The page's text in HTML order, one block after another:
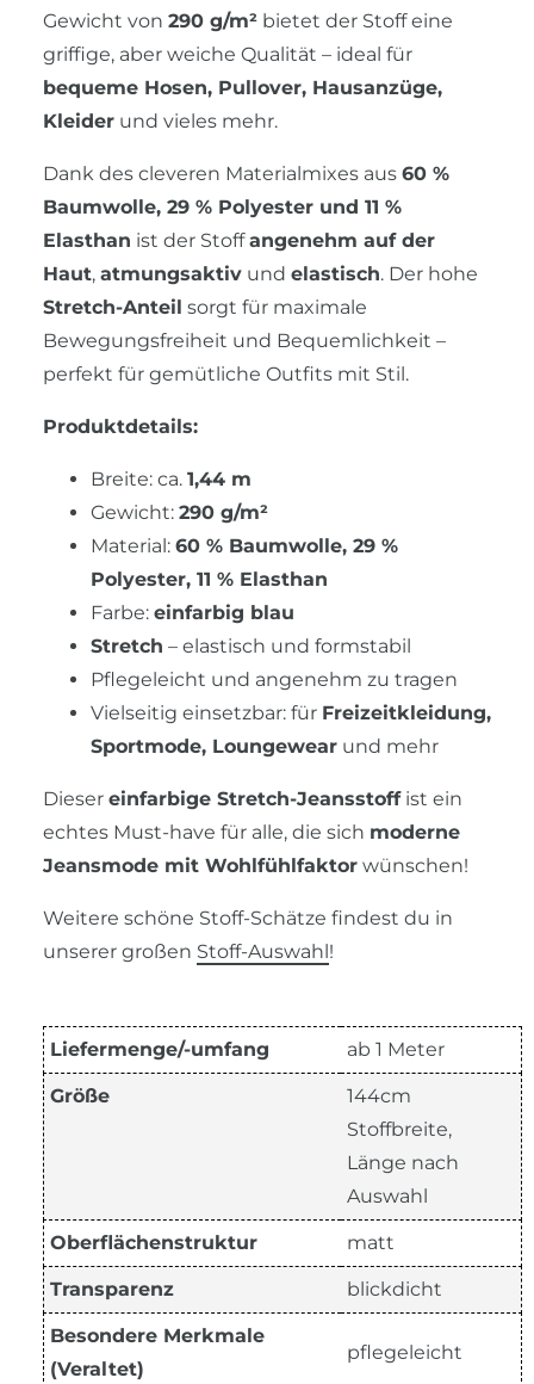
Gewicht von 290 g/m² bietet der Stoff eine
griffige, aber weiche Qualität – ideal für
bequeme Hosen, Pullover, Hausanzüge,
Kleider und vieles mehr.
Dank des cleveren Materialmixes aus 60 %
Baumwolle, 29 % Polyester und 11 %
Elasthan ist der Stoffangenehm auf der
Haut, atmungsaktiv und elastisch. Der hohe
Stretch-Anteil sorgt für maximale
Bewegungsfreiheit und Bequemlichkeit –
perfekt für gemütliche Outfits mit Stil.
Produktdetails:
Breite: ca. 1,44 m
Gewicht: 290 g/m²
Material: 60 % Baumwolle, 29 %
Polyester, 11 % Elasthan
Farbe: einfarbig blau
Stretch – elastisch und formstabil
Pflegeleicht und angenehm zu tragen
Vielseitig einsetzbar: für Freizeitkleidung,
Sportmode, Loungewear und mehr
Dieser einfarbige Stretch-Jeansstoffist ein
echtes Must-have für alle, die sich moderne
Jeansmode mit Wohlfühlfaktor wünschen!
Weitere schöne Stoff-Schätze findest du in
unserer großen Stoff-Auswahl!
Liefermenge/-umfang ab 1 Meter
Größe
144cm
Stoffbreite,
Länge nach
Auswahl
Oberflächenstruktur matt
Transparenz blickdicht
Besondere Merkmale
(Veraltet)
pflegeleicht